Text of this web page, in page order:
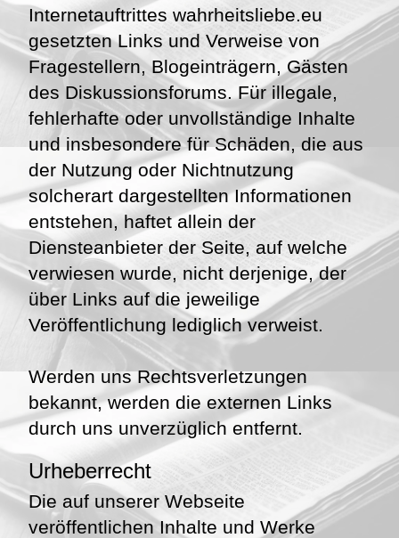
Internetauftrittes wahrheitsliebe.eu
gesetzten Links und Verweise von
Fragestellern, Blogeinträgern, Gästen
des Diskussionsforums. Für illegale,
fehlerhafte oder unvollständige Inhalte
und insbesondere für Schäden, die aus
der Nutzung oder Nichtnutzung
solcherart dargestellten Informationen
entstehen, haftet allein der
Diensteanbieter der Seite, auf welche
verwiesen wurde, nicht derjenige, der
über Links auf die jeweilige
Veröffentlichung lediglich verweist.
Werden uns Rechtsverletzungen
bekannt, werden die externen Links
durch uns unverzüglich entfernt.
Urheberrecht
Die auf unserer Webseite
veröffentlichen Inhalte und Werke